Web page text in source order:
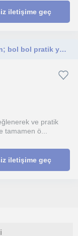
iletişime geç
Derslerimde kimseyi sıkmadan, yormadan; bol bol pratik yaparak ve eğlenerek ilerliyorum.Herkesin öğrenme hızı farklıdır.
ve pratik
tamamen ö...
iletişime geç